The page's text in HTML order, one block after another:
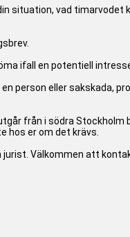
situation, vad timarvodet
ifall en potentiell
person eller sakskada,
från i södra Stockholm
hos er om det krävs.
Välkommen att